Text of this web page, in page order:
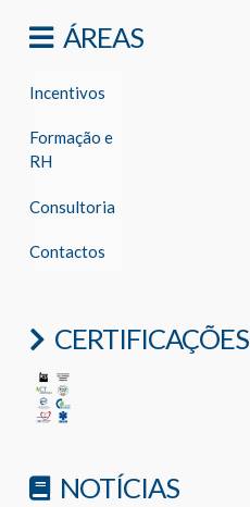
ÁREAS
Incentivos
Formação e
RH
Consultoria
Contactos
CERTIFICAÇÕES
NOTÍCIAS